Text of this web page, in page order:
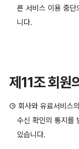
른 서비스 이용 중
니다.
제11조 회원
① 회사와 유료서비스
수신 확인의 통지를
있습니다.